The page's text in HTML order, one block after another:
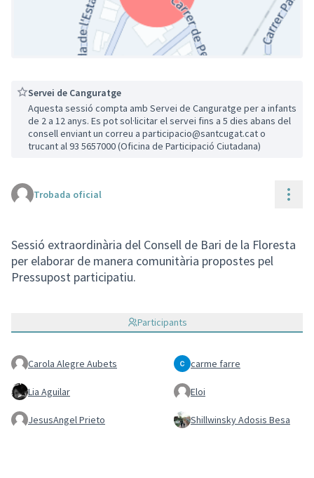
(Enllaç extern)
Servei de Canguratge
Aquesta sessió compta amb Servei de Canguratge per a infants
de 2 a 12 anys. Es pot sol·licitar el servei fins a 5 dies abans del
consell enviant un correu a participacio@santcugat.cat o
trucant al 93 5657000 (Oficina de Participació Ciutadana)
Trobada oficial
Sessió extraordinària del Consell de Bari de la Floresta
per elaborar de manera comunitària propostes pel
Pressupost participatiu.
Participants
Carola Alegre Aubets carme farre
Lia Aguilar Eloi
JesusAngel Prieto Shillwinsky Adosis Besa